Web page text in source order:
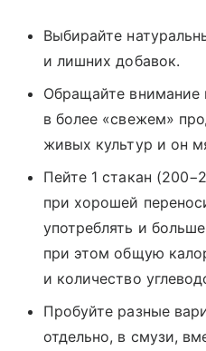
Выбирайте
и лишних добавок.
Обращайте внимание
в более «свежем»
живых культур и он
Пейте 1 стакан
при хорошей
употреблять и
при этом общую
и количество
Пробуйте разные
отдельно, в смузи,